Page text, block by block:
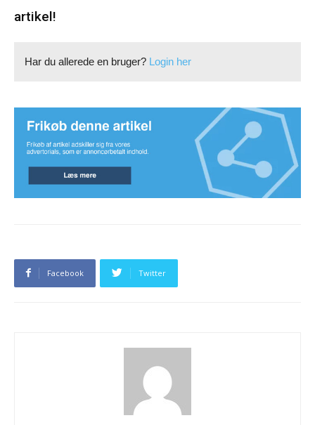
artikel!
Har du allerede en bruger? Login her
Facebook Twitter